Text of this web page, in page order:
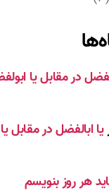
در مقابل یا
یا ابالفضل در مقابل
هر روز بنویسم